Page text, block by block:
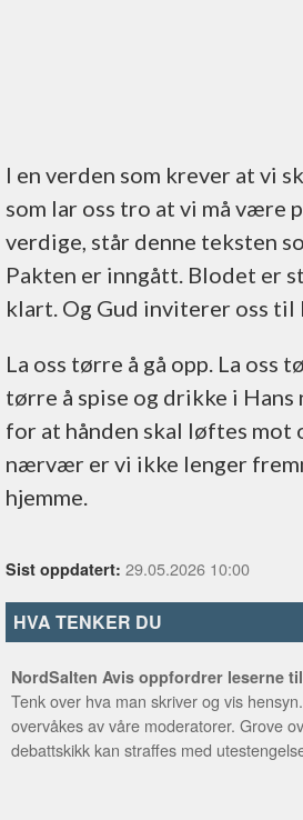
I en verden som krever at vi
som lar oss tro at vi må være
verdige, står denne teksten
Pakten er inngått. Blodet er
klart. Og Gud inviterer oss til
La oss tørre å gå opp. La oss
tørre å spise og drikke i
for at hånden skal løftes mot
nærvær er vi ikke lenger
hjemme.
Sist oppdatert: 29.05.2026 10:00
HVA TENKER DU
NordSalten Avis oppfordrer leserne
Tenk over hva man skriver og vis
overvåkes av våre moderatorer. Grove
debattskikk kan straffes med